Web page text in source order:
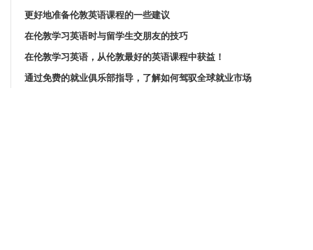
更好地准备伦敦英语课程的一些建议
在伦敦学习英语时与留学生交朋友的技巧
在伦敦学习英语，从伦敦最好的英语课程中获益！
通过免费的就业俱乐部指导，了解如何驾驭全球就业市场